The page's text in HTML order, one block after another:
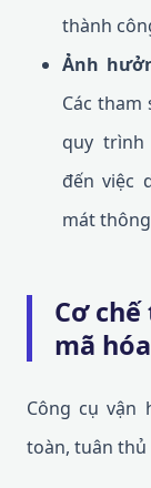
thành
Ảnh
Các
quy trình
đến việc
mát
Cơ
mã
Công cụ vận
toàn, tuân thủ